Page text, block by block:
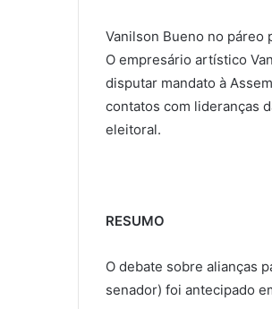
Vanilson Bueno no páreo
O empresário artístico
disputar mandato à
contatos com lideranças
eleitoral.
RESUMO
O debate sobre alianças
senador) foi antecipado